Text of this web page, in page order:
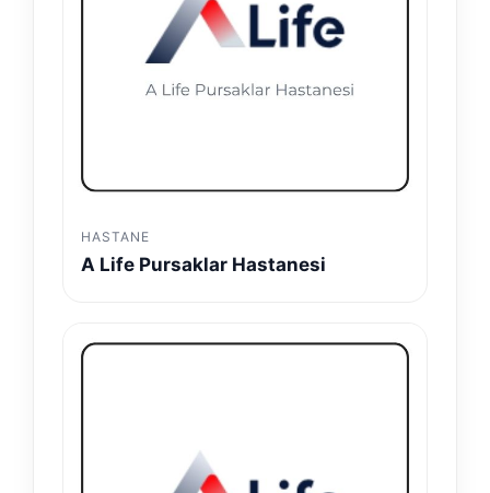
HASTANE
A Life Pursaklar Hastanesi